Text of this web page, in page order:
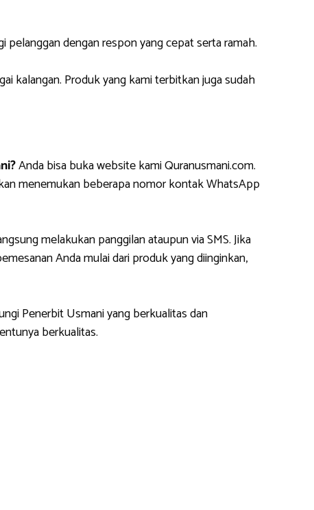
dengan respon yang cepat serta ramah.
kalangan. Produk yang kami terbitkan juga sudah
Anda bisa buka website kami Quranusmani.com.
menemukan beberapa nomor kontak WhatsApp
melakukan panggilan ataupun via SMS. Jika
Anda mulai dari produk yang diinginkan,
Penerbit Usmani yang berkualitas dan
berkualitas.